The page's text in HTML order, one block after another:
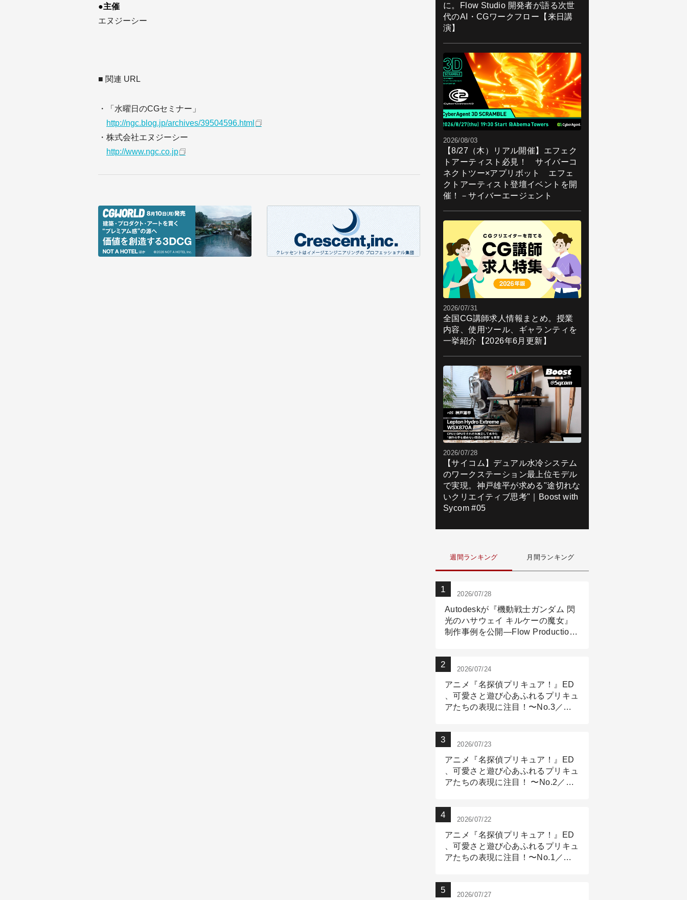
●主催
エヌジーシー
■ 関連 URL
・「水曜日のCGセミナー」
http://ngc.blog.jp/archives/39504596.html
・株式会社エヌジーシー
http://www.ngc.co.jp
に。Flow Studio 開発者が語る次世
代のAI・CGワークフロー【来日講
演】
2026/08/03
【8/27（木）リアル開催】エフェク
トアーティスト必見！ サイバーコ
ネクトツー×アプリボット エフェ
クトアーティスト登壇イベントを開
催！－サイバーエージェント
2026/07/31
全国CG講師求人情報まとめ。授業
内容、使用ツール、ギャランティを
一挙紹介【2026年6月更新】
2026/07/28
【サイコム】デュアル水冷システム
のワークステーション最上位モデル
で実現。神戸雄平が求める"途切れな
いクリエイティブ思考"｜Boost with
Sycom #05
週間ランキング 月間ランキング
2026/07/28
Autodeskが『機動戦士ガンダム 閃
光のハサウェイ キルケーの魔女』
制作事例を公開―Flow Production
2026/07/24
アニメ『名探偵プリキュア！』ED
、可愛さと遊び心あふれるプリキュ
アたちの表現に注目！〜No.3／ア
2026/07/23
アニメ『名探偵プリキュア！』ED
、可愛さと遊び心あふれるプリキュ
アたちの表現に注目！ 〜No.2／モ
2026/07/22
アニメ『名探偵プリキュア！』ED
、可愛さと遊び心あふれるプリキュ
アたちの表現に注目！〜No.1／演
2026/07/27